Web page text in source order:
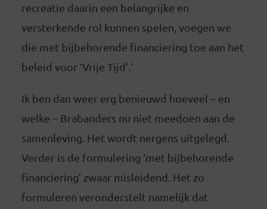
recreatie daarin een belangrijke en
versterkende rol kunnen spelen, voegen we
die met bijbehorende financiering toe aan het
beleid voor ‘Vrije Tijd’.’
Ik ben dan weer erg benieuwd hoeveel – en
welke – Brabanders nu niet meedoen aan de
samenleving. Het wordt nergens uitgelegd.
Verder is de formulering ‘met bijbehorende
financiering’ zwaar misleidend. Het zo
formuleren veronderstelt namelijk dat